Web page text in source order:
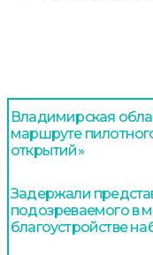
Владимирская
маршруте
открытий»
Задержали
подозреваемого в
благоустройстве